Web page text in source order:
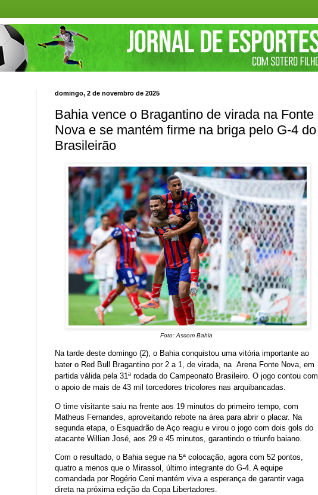
domingo, 2 de novembro de 2025
Bahia vence o Bragantino de virada na Fonte
Nova e se mantém firme na briga pelo G-4 do
Brasileirão
Foto: Ascom Bahia
Na tarde deste domingo (2), o Bahia conquistou uma vitória importante ao
bater o Red Bull Bragantino por 2 a 1 , de virada, na Arena Fonte Nova , em
partida válida pela 31ª rodada do Campeonato Brasileiro . O jogo contou com
o apoio de mais de 43 mil torcedores tricolores nas arquibancadas.
O time visitante saiu na frente aos 19 minutos do primeiro tempo, com
Matheus Fernandes, aproveitando rebote na área para abrir o placar. Na
segunda etapa, o Esquadrão de Aço reagiu e virou o jogo com dois gols do
atacante Willian José, aos 29 e 45 minutos, garantindo o triunfo baiano.
Com o resultado, o Bahia segue na 5ª colocação, agora com 52 pontos,
quatro a menos que o Mirassol, último integrante do G-4. A equipe
comandada por Rogério Ceni mantém viva a esperança de garantir vaga
direta na próxima edição da Copa Libertadores.